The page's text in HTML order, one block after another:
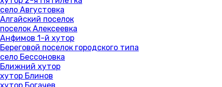
село Августовка
Алгайский поселок
поселок Алексеевка
Анфимов 1-й хутор
Береговой поселок городского типа
село Бессоновка
Ближний хутор
хутор Блинов